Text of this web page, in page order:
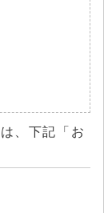
、下記「お